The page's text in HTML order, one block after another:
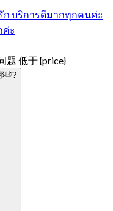
ก​ บริการ​ดีมาก​ทุกคนค่ะ​
ค่ะ
题 低于 {price}
些?